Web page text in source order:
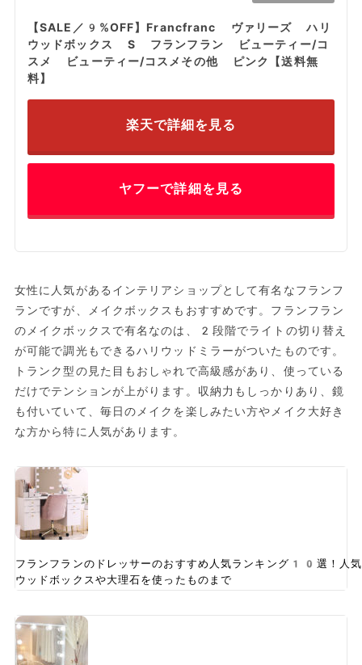
【SALE／9%OFF】Francfranc ヴァリーズ ハリ
ウッドボックス S フランフラン ビューティー/コ
スメ ビューティー/コスメその他 ピンク【送料無
料】
楽天で詳細を見る
ヤフーで詳細を見る
女性に人気があるインテリアショップとして有名なフランフ
ランですが、メイクボックスもおすすめです。フランフラン
のメイクボックスで有名なのは、2段階でライトの切り替え
が可能で調光もできるハリウッドミラーがついたものです。
トランク型の見た目もおしゃれで高級感があり、使っている
だけでテンションが上がります。収納力もしっかりあり、鏡
も付いていて、毎日のメイクを楽しみたい方やメイク大好き
な方から特に人気があります。
フランフランのドレッサーのおすすめ人気ランキング10選！人
ウッドボックスや大理石を使ったものまで